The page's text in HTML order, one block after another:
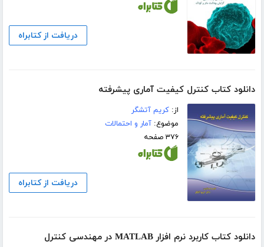
دریافت از کتابراه
دانلود کتاب کنترل کیفیت آماری پیشرفته
از:کریم آتشگر
موضوع:آمار و احتمالات
۳۷۶ صفحه
دریافت از کتابراه
دانلود کتاب کاربرد نرم افزار MATLAB در مهندسی کنترل